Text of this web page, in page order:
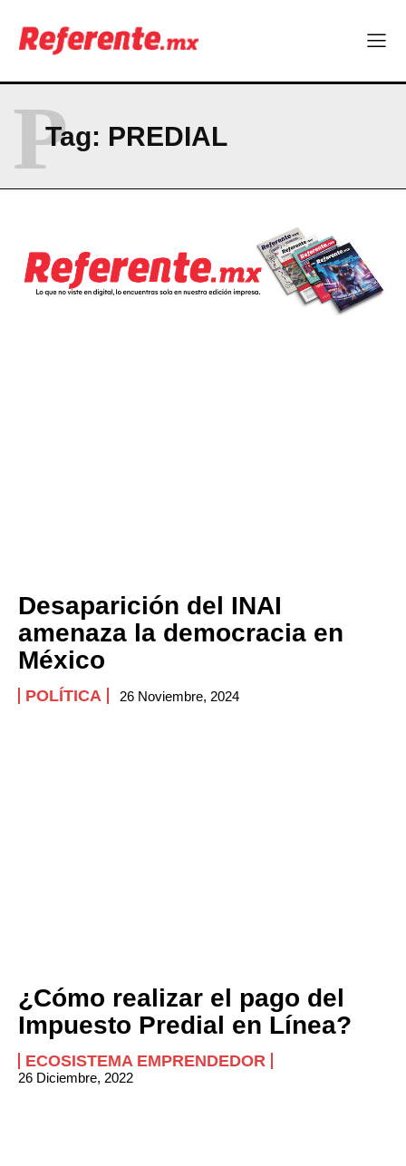
Tag: PREDIAL
P
Desaparición del INAI
amenaza la democracia en
México
POLÍTICA 26 Noviembre, 2024
¿Cómo realizar el pago del
Impuesto Predial en Línea?
ECOSISTEMA EMPRENDEDOR
26 Diciembre, 2022